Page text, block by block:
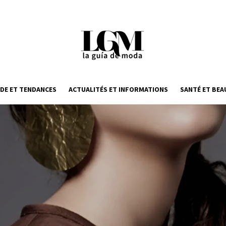
ET TENDANCES ACTUALITÉS ET INFORMATIONS SANTÉ ET